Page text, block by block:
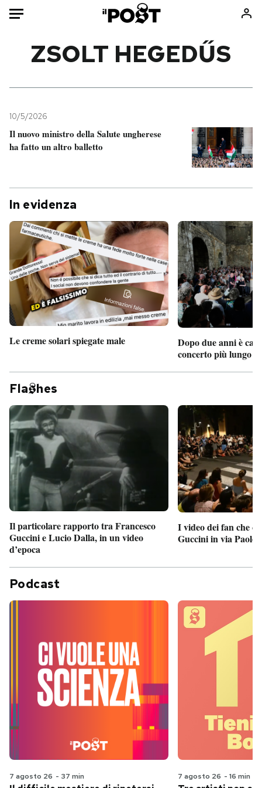
Mondo
Politica
Tecnologia
Cultura
Sport
Consumismi
Ok Boomer!
Mondiali calcio 2026
PODCAST
NEWSLETTER
CALENDARIO
AREA PERSONALE
Entra
ZSOLT HEGEDŰS
10/5/2026
Il nuovo ministro della Salute ungherese
ha fatto un altro balletto
In evidenza
Le creme solari spiegate male
Dopo due anni è
concerto più lungo
Fla hes
Il particolare rapporto tra Francesco
Guccini e Lucio Dalla, in un video
d’epoca
I video dei fan che
Guccini in via Paolo
Podcast
7 agosto 26 - 37 min 7 agosto 26 - 16 min